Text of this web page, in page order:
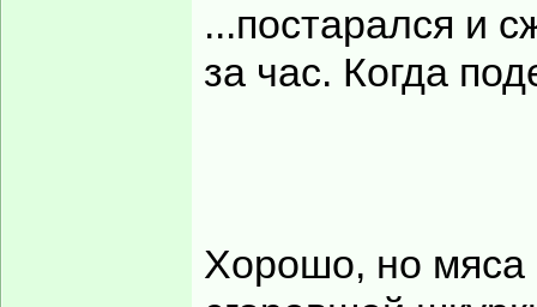
...постарался и
за час. Когда
Хорошо, но мяса